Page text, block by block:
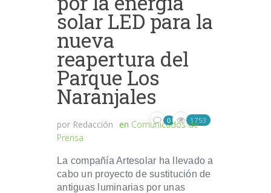
solar LED para la
nueva
reapertura del
Parque Los
Naranjales
por Redacción en Comunicados de
Prensa
0 1753
La compañía Artesolar ha llevado a
cabo un proyecto de sustitución de
antiguas luminarias por unas